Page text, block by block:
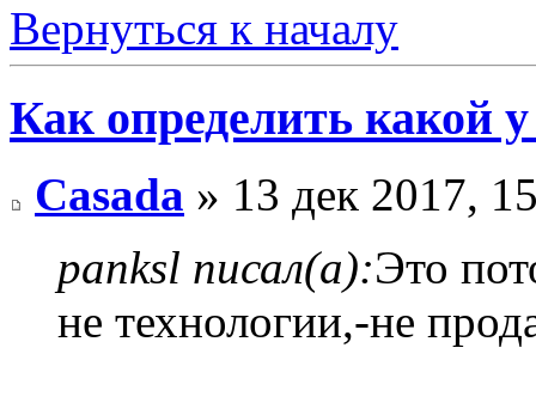
Вернуться к началу
Как определить какой
Casada » 13 дек 2017,
panksl писал(а):Это
не технологии,-не